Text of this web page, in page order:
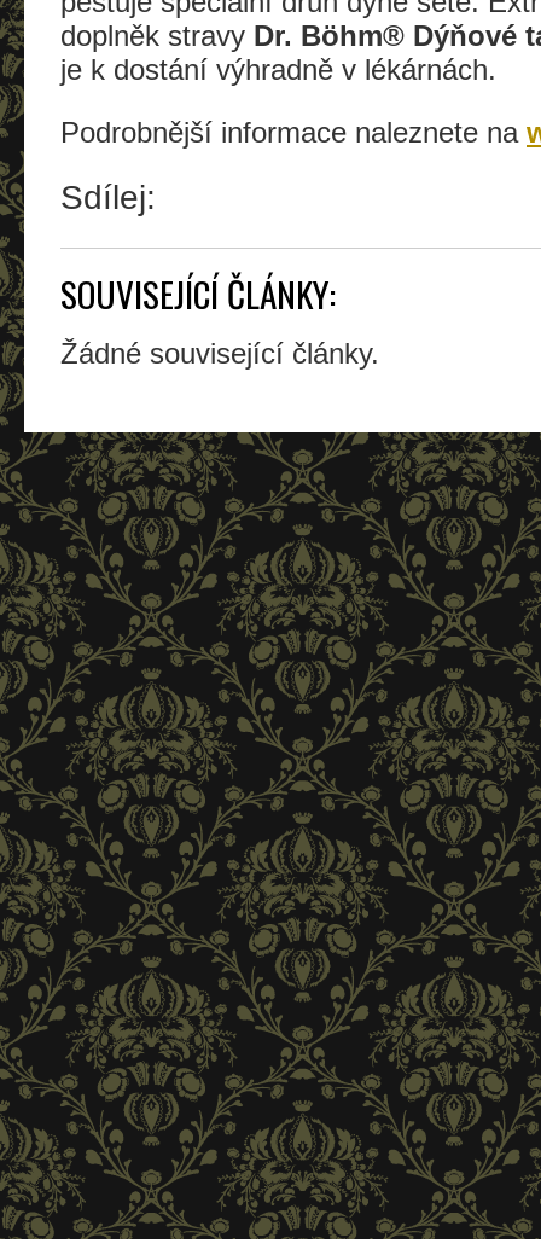
doplněk stravy Dr. Böhm® Dýňové
je k dostání výhradně v lékárnách.
Podrobnější informace naleznete na
Sdílej:
SOUVISEJÍCÍ ČLÁNKY:
Žádné související články.